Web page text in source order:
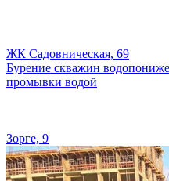
ЖК Садовническая, 69
Бурение скважин
промывки водой
Зорге, 9